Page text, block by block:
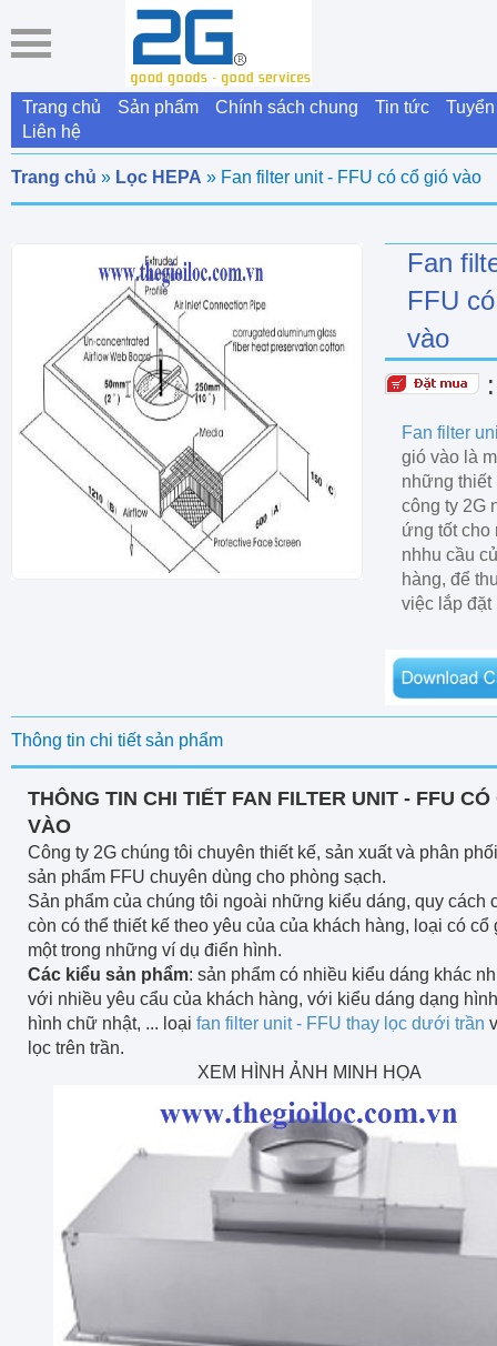
Trang chủ Sản phẩm Chính sách chung Tin tức
Liên hệ
Trang chủ » Lọc HEPA » Fan filter unit - FFU có cổ gió vào
Fan
FFU
vào
Fan filter
gió vào là
những thiết
công ty 2G
ứng tốt cho
nhhu cầu
hàng, để
việc lắp đặt
Thông tin chi tiết sản phẩm
THÔNG TIN CHI TIẾT FAN FILTER UNIT - FFU CÓ
VÀO
Công ty 2G chúng tôi chuyên thiết kế, sản xuất và phân
sản phẩm FFU chuyên dùng cho phòng sạch.
Sản phẩm của chúng tôi ngoài những kiểu dáng, quy cách
còn có thể thiết kế theo yêu của của khách hàng, loại có cổ
một trong những ví dụ điển hình.
Các kiểu sản phẩm: sản phẩm có nhiều kiểu dáng khác
với nhiều yêu cẩu của khách hàng, với kiểu dáng dạng
hình chữ nhật, ... loại fan filter unit - FFU thay lọc dưới trần
lọc trên trần.
XEM HÌNH ẢNH MINH HỌA